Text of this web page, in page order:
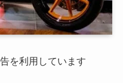
を利用しています